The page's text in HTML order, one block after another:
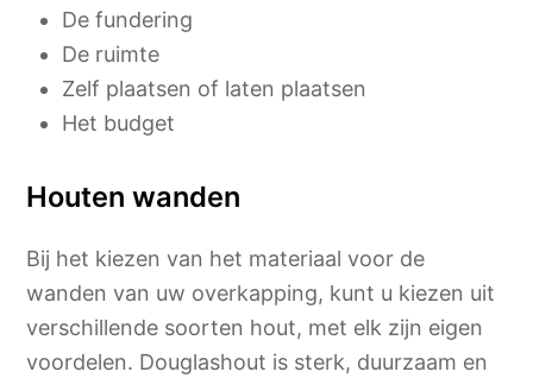
De fundering
De ruimte
Zelf plaatsen of laten plaatsen
Het budget
Houten wanden
Bij het kiezen van het materiaal voor de
wanden van uw overkapping, kunt u kiezen uit
verschillende soorten hout, met elk zijn eigen
voordelen. Douglashout is sterk, duurzaam en